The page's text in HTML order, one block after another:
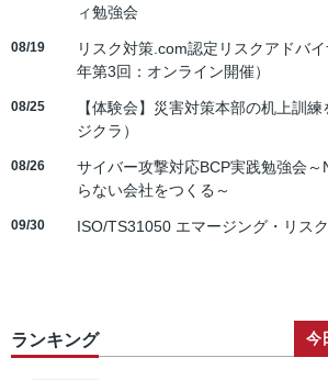
ィ勉強会
08/19
リスク対策.com認定リスクアドバ
年第3回：オンライン開催）
08/25
【体験会】災害対策本部の机上訓
ジクラ）
08/26
サイバー攻撃対応BCP実践勉強会～
らない会社をつくる～
09/30 ISO/TS31050 エマージング・リス
ランキング 今